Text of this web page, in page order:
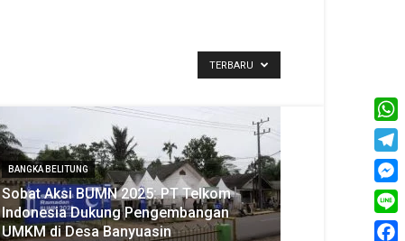
TERBARU
BANGKA BELITUNG
Sobat Aksi BUMN 2025: PT Telkom
Indonesia Dukung Pengembangan
UMKM di Desa Banyuasin
Line